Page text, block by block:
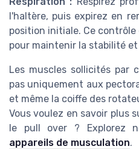
l'haltère, puis expirez en
position initiale. Ce
pour maintenir la stabilité
Les muscles sollicités par
pas uniquement aux
et même la coiffe des
Vous voulez en savoir plus
le pull over ? Explorez
appareils de musculation.